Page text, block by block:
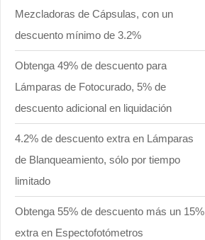
Mezcladoras de Cápsulas, con un
descuento mínimo de 3.2%
Obtenga 49% de descuento para
Lámparas de Fotocurado, 5% de
descuento adicional en liquidación
4.2% de descuento extra en Lámparas
de Blanqueamiento, sólo por tiempo
limitado
Obtenga 55% de descuento más un 15%
extra en Espectofotómetros